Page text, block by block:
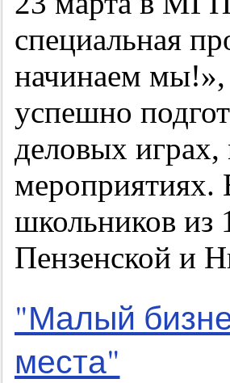
специальная
начинаем мы!»,
успешно
деловых играх,
мероприятиях.
школьников из
Пензенской и
"Малый
места"